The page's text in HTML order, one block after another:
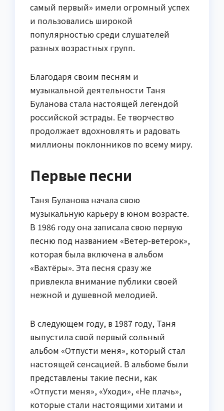
самый первый» имели огромный успех
и пользовались широкой
популярностью среди слушателей
разных возрастных групп.
Благодаря своим песням и
музыкальной деятельности Таня
Буланова стала настоящей легендой
российской эстрады. Ее творчество
продолжает вдохновлять и радовать
миллионы поклонников по всему миру.
Первые песни
Таня Буланова начала свою
музыкальную карьеру в юном возрасте.
В 1986 году она записала свою первую
песню под названием «Ветер-ветерок»,
которая была включена в альбом
«Вахтёры». Эта песня сразу же
привлекла внимание публики своей
нежной и душевной мелодией.
В следующем году, в 1987 году, Таня
выпустила свой первый сольный
альбом «Отпусти меня», который стал
настоящей сенсацией. В альбоме были
представлены такие песни, как
«Отпусти меня», «Уходи», «Не плачь»,
которые стали настоящими хитами и